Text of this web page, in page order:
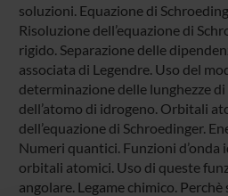
soluzioni. Equazione di
Risoluzione dell’equazione di
rigido. Separazione delle
associata di Legendre. Uso del
determinazione delle lunghezze di
dell’atomo di idrogeno. Orbitali
dell’equazione di Schroedinger.
Numeri quantici. Funzioni d’onda
orbitali atomici. Uso di queste
angolare. Legame chimico.